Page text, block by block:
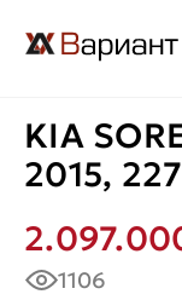
KIA
2015,
1106